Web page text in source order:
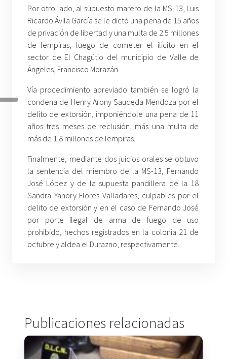
Por otro lado, al supuesto marero de la MS-13, Luis
Ricardo Ávila García se le dictó una pena de 15 años
de privación de libertad y una multa de 2.5 millones
de lempiras, luego de cometer el ilícito en el
sector de El Chagütio del municipio de Valle de
Ángeles, Francisco Morazán.
Vía procedimiento abreviado también se logró la
condena de Henry Arony Sauceda Mendoza por el
delito de extorsión, imponiéndole una pena de 11
años tres meses de reclusión, más una multa de
más de 1.8 millones de lempiras.
Finalmente, mediante dos juicios orales se obtuvo
la sentencia del miembro de la MS-13, Fernando
José López y de la supuesta pandillera de la 18
Sandra Yanory Flores Valladares, culpables por el
delito de extorsión y en el caso de Fernando José
por porte ilegal de arma de fuego de uso
prohibido, hechos registrados en la colonia 21 de
octubre y aldea el Durazno, respectivamente.
Publicaciones relacionadas